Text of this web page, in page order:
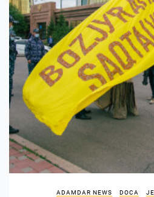
ADAMDAR NEWS DOCA